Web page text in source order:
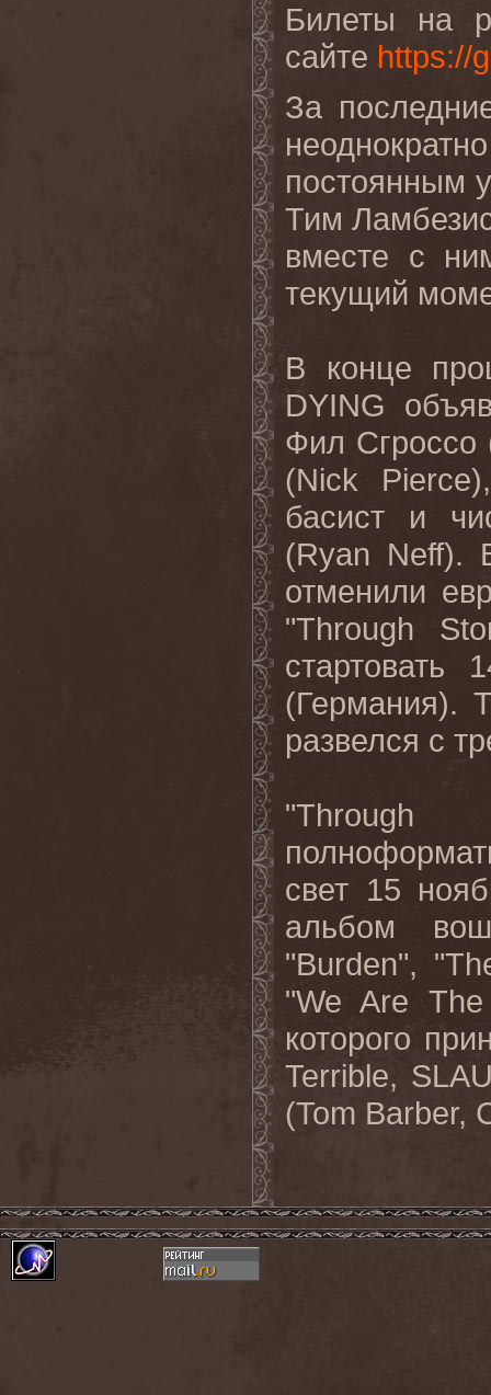
Билеты на
сайте https://
За
постоянным
Тим
вместе с
текущий
В конце
DYING
Фил Сгроссо
(Nick
басист и
(Ryan Neff).
отменили
"Through
стартовать
(Германия).
развелся с
свет 15
альбом
"Burden",
"We Are The
которого
Terrible,
(Tom Barber,